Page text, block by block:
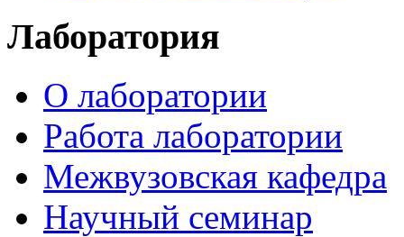
Лаборатория
О лаборатории
Работа лаборатории
Межвузовская кафедра
Научный семинар